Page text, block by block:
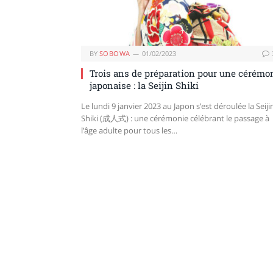
BY SOBOWA 01/02/2023
Trois ans de préparation pour une
japonaise : la Seijin Shiki
Le lundi 9 janvier 2023 au Japon s’est déroulée la
Shiki (成人式) : une cérémonie célébrant le passage à
l’âge adulte pour tous les…